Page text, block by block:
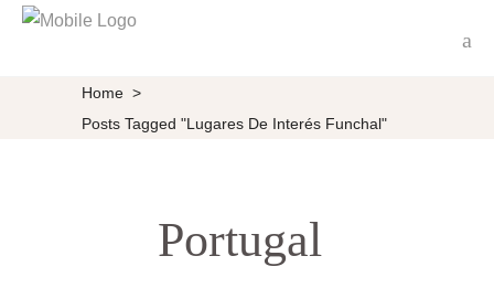
Home >
Posts Tagged "lugares De Interés Funchal"
Portugal